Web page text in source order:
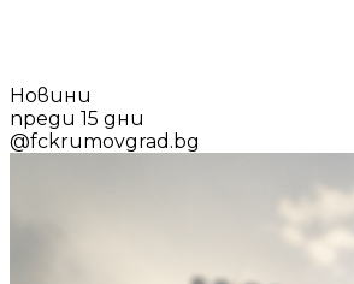
Новини
преди 15 дни
@fckrumovgrad.bg